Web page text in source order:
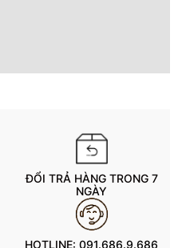
ĐỔI TRẢ HÀNG TRONG 7
NGÀY
HOTLINE:091.686.9.686